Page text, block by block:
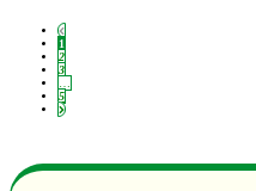
1
2
3
…
5